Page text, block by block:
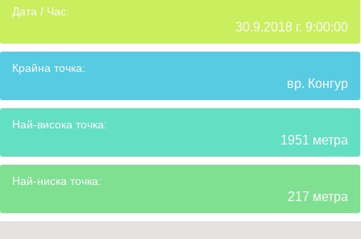
Дата / Час:
30.9.2018 г. 9:00:00
Крайна точка:
вр. Конгур
Най-висока точка:
1951 метра
Най-ниска точка:
217 метра